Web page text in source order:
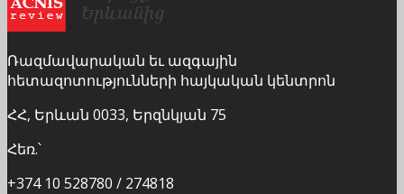
Ռազմավարական եւ ազգային
հետազոտությունների հայկական կենտրոն
ՀՀ, Երևան 0033, Երզնկյան 75
Հեռ.՝
+374 10 528780 / 274818